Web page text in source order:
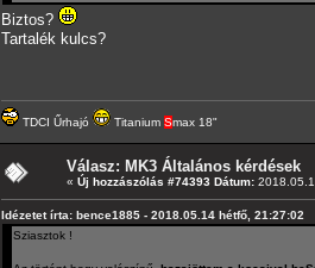
Biztos?
Tartalék kulcs?
TDCI Űrhajó Titanium Smax 18"
Válasz: MK3 Általános kérdések
« Új hozzászólás #74393 Dátum:
Idézetet írta: bence1885 - 2018.05.14 hétfő, 21:27:02
Sziasztok !